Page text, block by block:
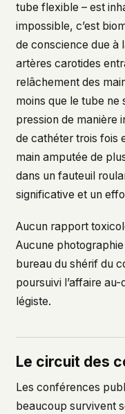
tube flexible – est
impossible, c’est
de conscience due à
artères carotides
relâchement des
moins que le tube ne
pression de manière
de cathéter trois fois
main amputée de
dans un fauteuil
significative et un
Aucun rapport
Aucune photographie
bureau du shérif du
poursuivi l’affaire
légiste.
Le circuit des
Les conférences
beaucoup survivent